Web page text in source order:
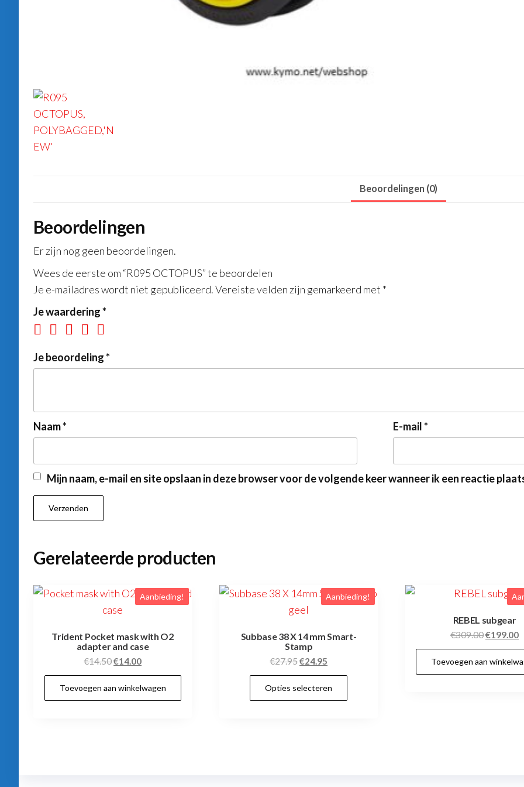
Beoordelingen (0)
Beoordelingen
Er zijn nog geen beoordelingen.
Wees de eerste om “R095 OCTOPUS” te beoordelen
Je e-mailadres wordt niet gepubliceerd.Vereiste velden zijn gemarkeerd met *
Je waardering*
Je beoordeling*
Naam* E-mail*
Mijn naam, e-mail en site opslaan in deze browser voor de volgende keer wanneer ik een reactie
Gerelateerde producten
Aanbieding!
Trident Pocket mask with O2
adapter and case
€14.50Oorspronkelijke
prijs
was:
€14.50.
€14.00Huidige
prijs
is:
€14.00.
Toevoegen aan winkelwagen
Aanbieding!
Subbase 38 X 14 mm Smart-
Stamp
€27.95Oorspronkelijke
prijs
was:
€27.95.
€24.95
prijs
is:
€24.95.
Opties selecteren
REBEL subgear
€309.00
prijs
was:
€309.00.
€199.00
Toevoegen aan